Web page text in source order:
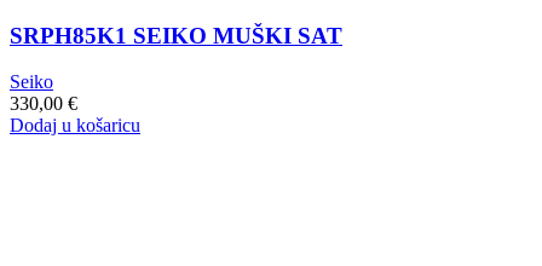
SRPH85K1 SEIKO MUŠKI SAT
Seiko
330,00 €
Dodaj u košaricu